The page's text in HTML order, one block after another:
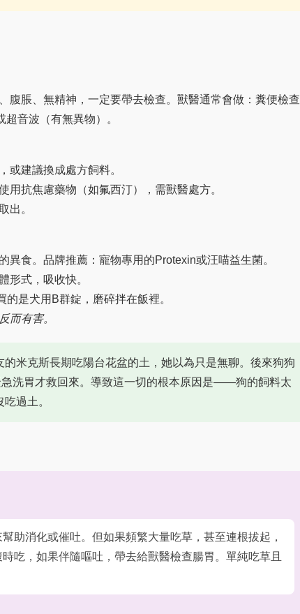
腹脹、無精神，一定要帶去檢查。獸醫通常會做：糞便檢查
音波（有無異物）。
或建議換成處方飼料。
用抗焦慮藥物（如氟西汀），需獸醫處方。
出。
異食。品牌推薦：寵物專用的Protexin或汪喵益生菌。
形式，吸收快。
的是犬用B群錠，磨碎拌在飯裡。
而有害。
的米克斯長期吃陽台花盆的土，她以為只是無聊。後來狗狗
洗胃才救回來。導致這一切的根本原因是——狗的飼料太
過土。
助消化或催吐。但如果頻繁大量吃草，甚至連根拔起，
吃，如果伴隨嘔吐，帶去給獸醫檢查腸胃。單純吃草且